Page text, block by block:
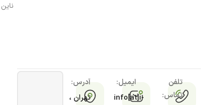
ناین
تلفن
تماس:
ایمیل:
info[at]i-
آدرس:
تهران ،